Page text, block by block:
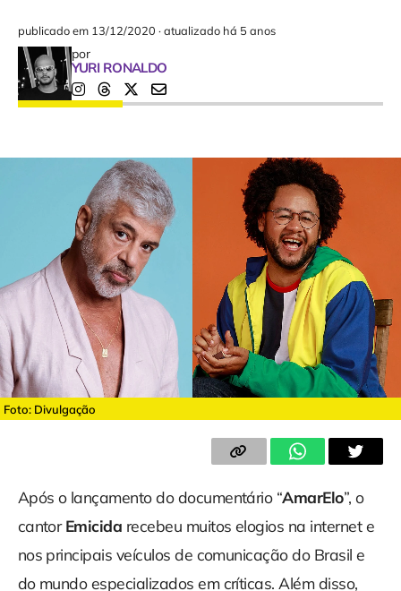
publicado em 13/12/2020 ·atualizado há 5 anos
por
YURI RONALDO
Foto: Divulgação
Após o lançamento do documentário “AmarElo”, o
cantorEmicida recebeu muitos elogios na internet e
nos principais veículos de comunicação do Brasil e
do mundo especializados em críticas. Além disso,